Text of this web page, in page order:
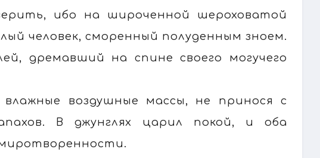
ибо на широченной шероховатой
человек, сморенный полуденным зноем.
дремавший на спине своего могучего
воздушные массы, не принося с
В джунглях царил покой, и оба